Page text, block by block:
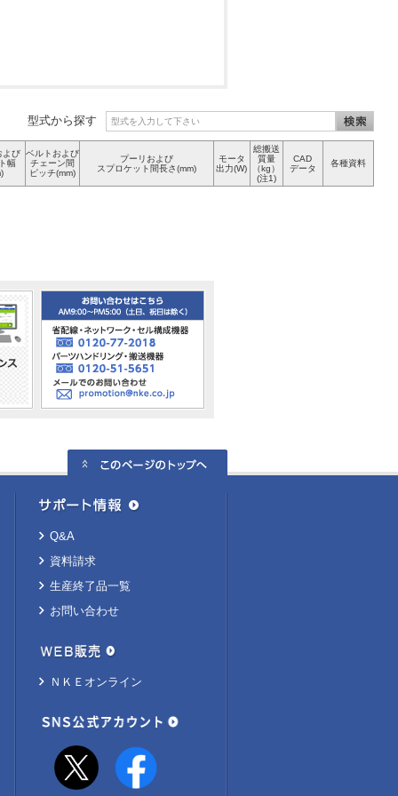
型式から探す
よび
幅
ベルトおよび
チェーン間
ピッチ(mm)
プーリおよび
スプロケット間長さ(mm)
モータ
出力(W)
総搬送
質量
（kg）
(注1)
CAD
データ
各種資料
Q&A
資料請求
生産終了品一覧
お問い合わせ
ＮＫＥオンライン